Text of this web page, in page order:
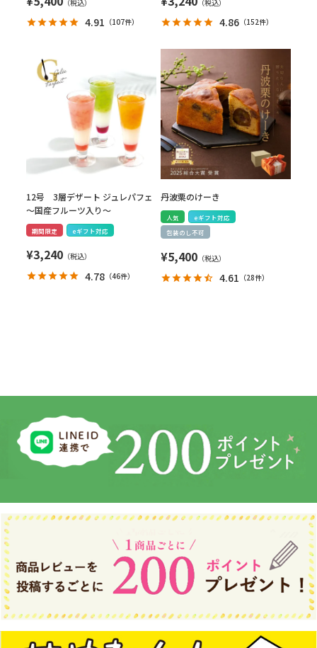
4.91 （107件） 4.86 （152件）
12号 3層デザート ジュレパフェ
～国産フルーツ入り～
期間限定 eギフト対応
¥3,240
4.78 （46件）
丹波栗のけーき
人気
eギフト対応
包装のし不可
¥5,400
4.61 （28件）